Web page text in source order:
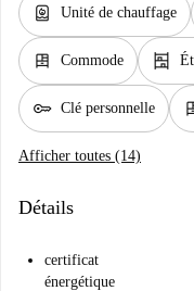
water_heater Unité de chauffage
dresser Commode shelves
key Clé personnelle
Afficher toutes (14)
Détails
certificat
énergétique